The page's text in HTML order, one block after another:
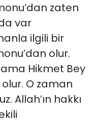
zaten
var
ilgili bir
olur.
Hikmet Bey
O zaman
Allah’ın hakkı